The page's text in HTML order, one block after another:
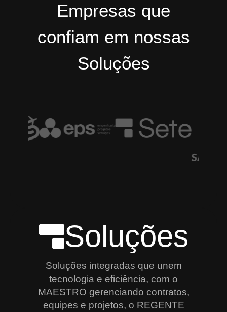
Empresas que
confiam em nossas
Soluções
Soluções
Soluções integradas que unem
tecnologia e eficiência, com o
MAESTRO gerenciando contratos,
equipes e projetos, o REGENTE